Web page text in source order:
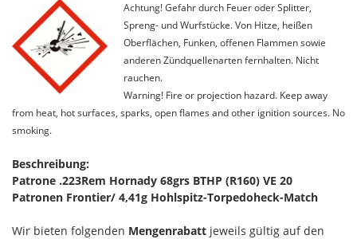
Achtung! Gefahr durch Feuer oder Splitter,
Spreng- und Wurfstücke. Von Hitze, heißen
Oberflächen, Funken, offenen Flammen sowie
anderen Zündquellenarten fernhalten. Nicht
rauchen.
Warning! Fire or projection hazard. Keep away
from heat, hot surfaces, sparks, open flames and other ignition sources. No
smoking.
Beschreibung:
Patrone .223Rem Hornady 68grs BTHP (R160) VE 20
Patronen Frontier/ 4,41g Hohlspitz-Torpedoheck-Match
Wir bieten folgenden Mengenrabatt jeweils gültig auf den